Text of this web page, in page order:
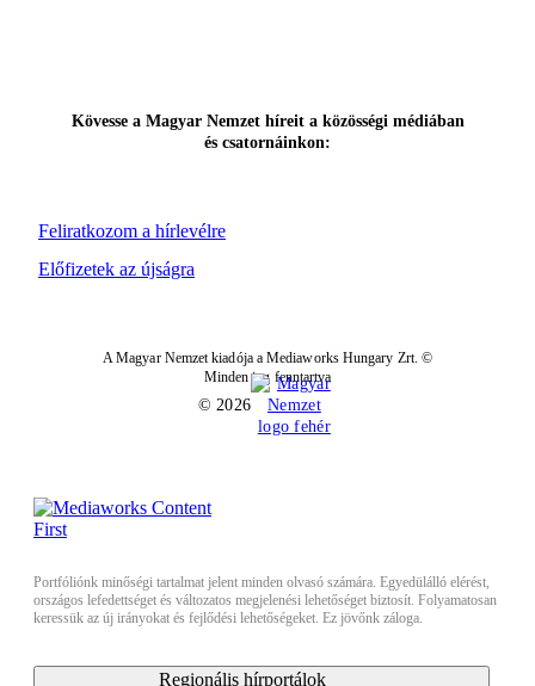
Feliratkozom a hírlevélre
Kövesse a Magyar Nemzet híreit a közösségi médiában
és csatornáinkon:
Előfizetek az újságra
A Magyar Nemzet kiadója a Mediaworks Hungary Zrt. ©
Minden jog fenntartva
© 2026
Portfóliónk minőségi tartalmat jelent minden olvasó számára. Egyedülálló elérést,
országos lefedettséget és változatos megjelenési lehetőséget biztosít. Folyamatosan
keressük az új irányokat és fejlődési lehetőségeket. Ez jövőnk záloga.
Regionális hírportálok